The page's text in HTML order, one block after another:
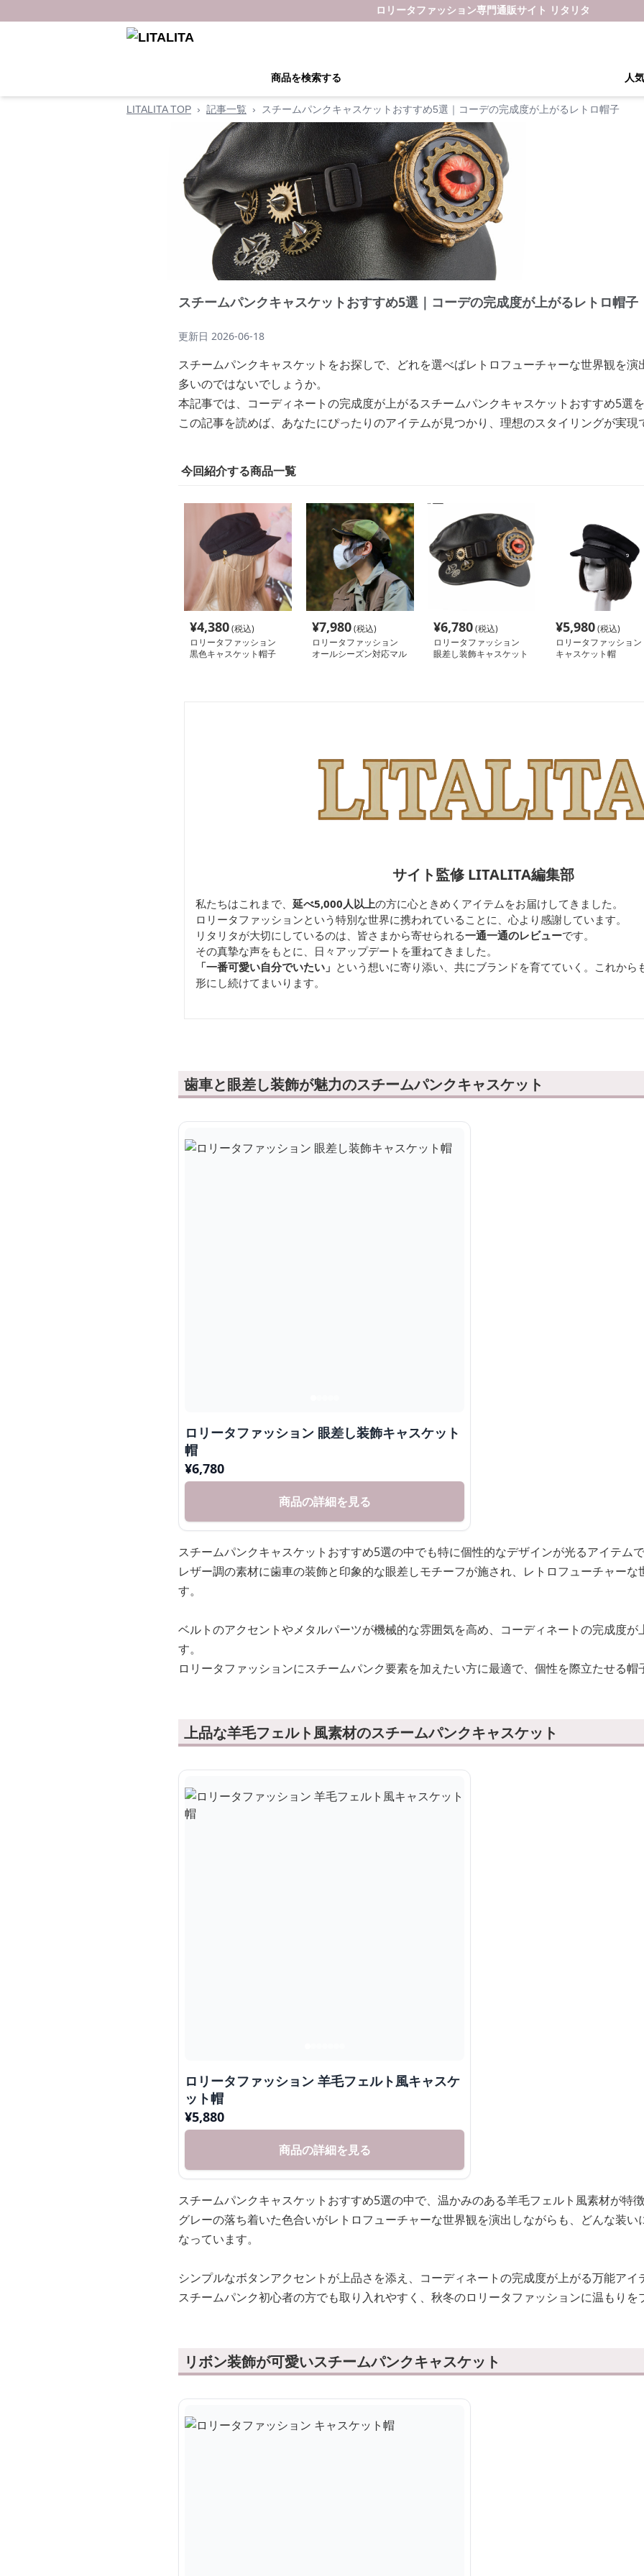
ロリータファッション専門通販サイト リタリタ
商品を検索する 人
LITALITA TOP › 記事一覧 › スチームパンクキャスケットおすすめ5選｜コーデの完成度が上がるレトロ帽子
スチームパンクキャスケットおすすめ5選｜コーデの完成度が上がるレトロ帽子
更新日 2026-06-18
スチームパンクキャスケットをお探しで、どれを選べばレトロフューチャーな世界観を演
多いのではないでしょうか。
本記事では、コーディネートの完成度が上がるスチームパンクキャスケットおすすめ5選
この記事を読めば、あなたにぴったりのアイテムが見つかり、理想のスタイリングが実現
今回紹介する商品一覧
¥4,380(税込)
ロリータファッション
黒色キャスケット帽子
¥7,980(税込)
ロリータファッション
オールシーズン対応マル
¥6,780(税込)
ロリータファッション
眼差し装飾キャスケット
¥5,980(税込)
ロリータファッション
キャスケット帽
サイト監修 LITALITA編集部
私たちはこれまで、 延べ5,000人以上の方に心ときめくアイテムをお届けしてきました。
ロリータファッションという特別な世界に携われていることに、心より感謝しています。
リタリタが大切にしているのは、皆さまから寄せられる一通一通のレビューです。
その真摯な声をもとに、日々アップデートを重ねてきました。
「一番可愛い自分でいたい」 という想いに寄り添い、共にブランドを育てていく。これから
形にし続けてまいります。
歯車と眼差し装飾が魅力のスチームパンクキャスケット
ロリータファッション 眼差し装飾キャスケット
帽
¥6,780
商品の詳細を見る
スチームパンクキャスケットおすすめ5選の中でも特に個性的なデザインが光るアイテムで
レザー調の素材に歯車の装飾と印象的な眼差しモチーフが施され、レトロフューチャーな
す。
ベルトのアクセントやメタルパーツが機械的な雰囲気を高め、コーディネートの完成度が
す。
ロリータファッションにスチームパンク要素を加えたい方に最適で、個性を際立たせる帽
上品な羊毛フェルト風素材のスチームパンクキャスケット
ロリータファッション 羊毛フェルト風キャスケ
ット帽
¥5,880
商品の詳細を見る
スチームパンクキャスケットおすすめ5選の中で、温かみのある羊毛フェルト風素材が特徴
グレーの落ち着いた色合いがレトロフューチャーな世界観を演出しながらも、どんな装い
なっています。
シンプルなボタンアクセントが上品さを添え、コーディネートの完成度が上がる万能アイ
スチームパンク初心者の方でも取り入れやすく、秋冬のロリータファッションに温もりを
リボン装飾が可愛いスチームパンクキャスケット